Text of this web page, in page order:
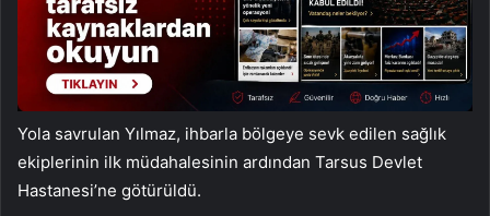
Yola savrulan Yılmaz, ihbarla bölgeye sevk edilen sağlık
ekiplerinin ilk müdahalesinin ardından Tarsus Devlet
Hastanesi’ne götürüldü.